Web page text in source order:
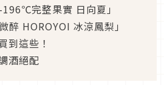
完整果實 日向夏」
醉 HOROYOI 冰涼鳳梨」
到這些！
酒絕配